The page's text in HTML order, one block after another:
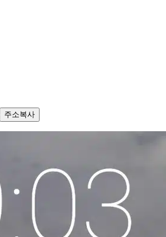
주소복사